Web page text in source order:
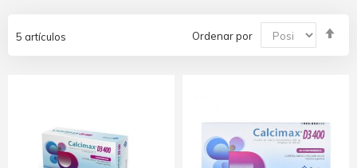
5 artículos Ordenar por